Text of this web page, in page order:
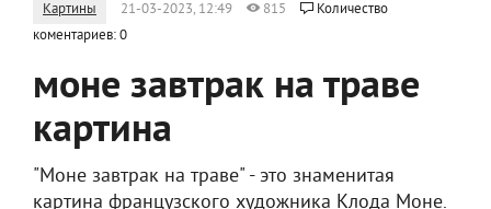
Картины 21-03-2023, 12:49 815
Количество
коментариев: 0
моне завтрак на траве
картина
"Моне завтрак на траве" - это знаменитая
картина французского художника Клода Моне.